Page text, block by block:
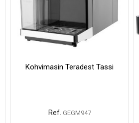
Kohvimasin Teradest Tassi
Ref. GEGM947